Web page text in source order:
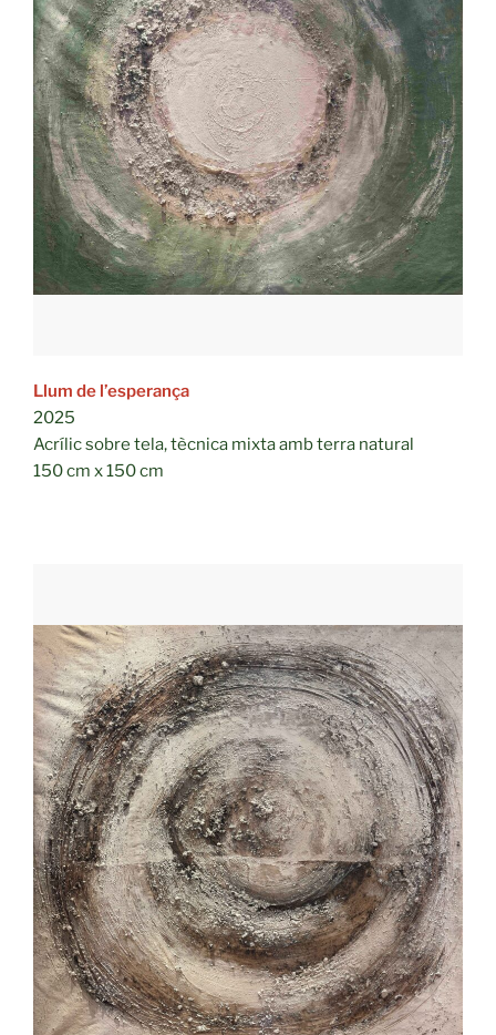
Llum de l’esperança
2025
Acrílic sobre tela, tècnica mixta amb terra natural
150 cm x 150 cm